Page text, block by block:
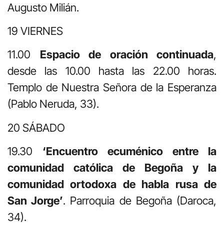
Augusto Milián.
19 VIERNES
11.00
Espacio de oración continuada,
desde las 10.00 hasta las 22.00 horas.
Templo de Nuestra Señora de la Esperanza
(Pablo Neruda, 33).
20 SÁBADO
19.30 ‘Encuentro ecuménico entre la
comunidad católica de Begoña y la
comunidad ortodoxa de habla rusa de
San Jorge’. Parroquia de Begoña (Daroca,
34).